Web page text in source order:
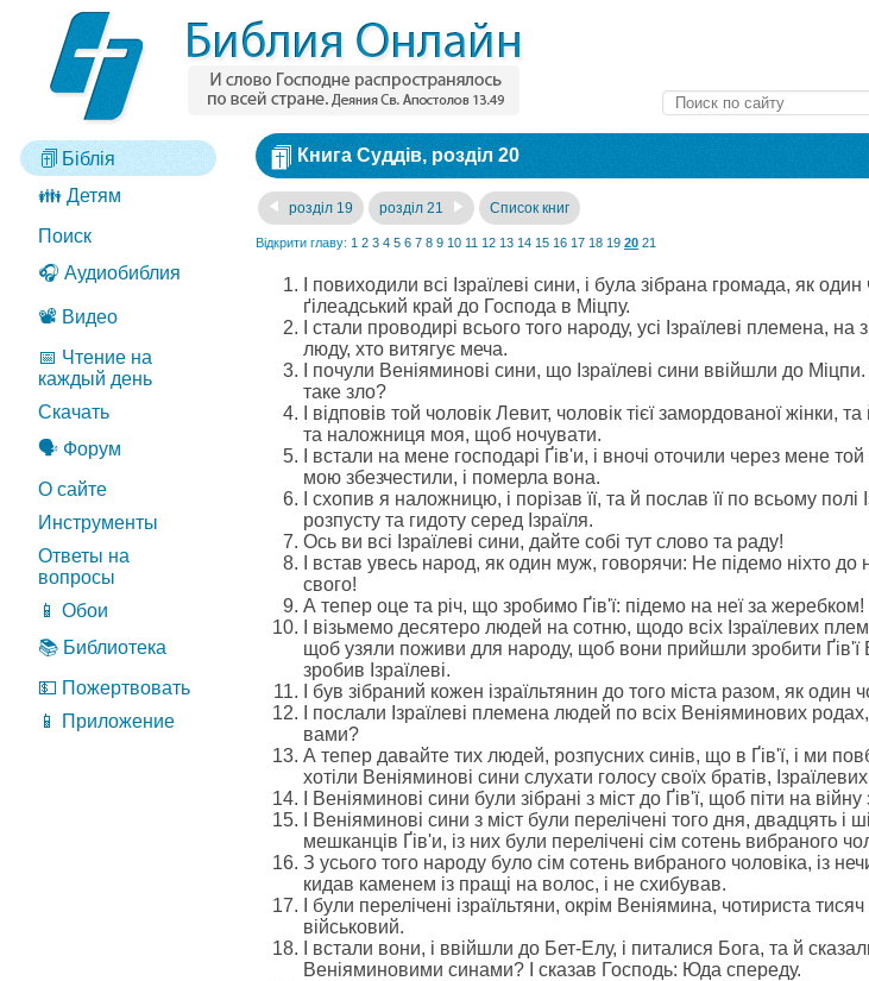
Біблія
👪 Детям
Поиск
🎧 Аудиобиблия
📽️ Видео
📅 Чтение на
каждый день
Скачать
🗣️ Форум
О сайте
Инструменты
Ответы на
вопросы
📱 Обои
📚 Библиотека
💵 Пожертвовать
📱 Приложение
Книга Суддів, розділ 20
розділ 19 розділ 21 Список книг
Відкрити главу: 1 2 3 4 5 6 7 8 9 10 11 12 13 14 15 16 17 18 19 20 21
І повиходили всі Ізраїлеві сини, і була зібрана громада, як
ґілеадський край до Господа в Міцпу.
І стали проводирі всього того народу, усі Ізраїлеві племена,
люду, хто витягує меча.
І почули Веніяминові сини, що Ізраїлеві сини ввійшли до
таке зло?
І відповів той чоловік Левит, чоловік тієї замордованої
та наложниця моя, щоб ночувати.
І встали на мене господарі Ґів'и, і вночі оточили через мене
мою збезчестили, і померла вона.
І схопив я наложницю, і порізав її, та й послав її по всьому
розпусту та гидоту серед Ізраїля.
Ось ви всі Ізраїлеві сини, дайте собі тут слово та раду!
І встав увесь народ, як один муж, говорячи: Не підемо ніхто
свого!
А тепер оце та річ, що зробимо Ґів'ї: підемо на неї за жеребком!
І візьмемо десятеро людей на сотню, щодо всіх Ізраїлевих
щоб узяли поживи для народу, щоб вони прийшли зробити Ґів'ї
зробив Ізраїлеві.
І був зібраний кожен ізраїльтянин до того міста разом, як один
І послали Ізраїлеві племена людей по всіх Веніяминових
вами?
А тепер давайте тих людей, розпусних синів, що в Ґів'ї, і ми
хотіли Веніяминові сини слухати голосу своїх братів,
І Веніяминові сини були зібрані з міст до Ґів'ї, щоб піти на
І Веніяминові сини з міст були перелічені того дня, двадцять
мешканців Ґів'и, із них були перелічені сім сотень вибраного
З усього того народу було сім сотень вибраного чоловіка, із
кидав каменем із пращі на волос, і не схибував.
І були перелічені ізраїльтяни, окрім Веніямина, чотириста
військовий.
І встали вони, і ввійшли до Бет-Елу, і питалися Бога, та й
Веніяминовими синами? І сказав Господь: Юда спереду.